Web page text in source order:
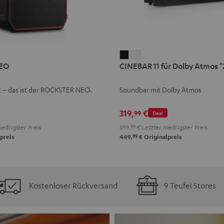
– das ist der ROCKSTER NEO.
Preis
11
Dolby
"2.1-
Set"
Schwarz
11
Dolby
"2.1-
Set"
Weiß
CINEBAR 11 für Dolby Atmos
Soundbar mit Dolby Atmos
Deal
319,99 €
399, 99 € Letzter niedrigster Preis
449,99 € Originalpreis
Kostenloser Rückversand 9 Teufel Stores